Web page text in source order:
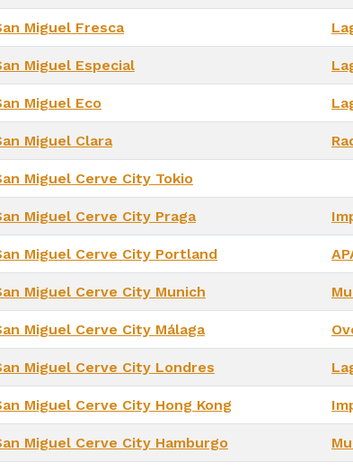
Miguel Fresca
Miguel Especial
Miguel Eco
Miguel Clara
Miguel Cerve City Tokio
Miguel Cerve City Praga
Miguel Cerve City Portland
Miguel Cerve City Munich
Miguel Cerve City Málaga
Miguel Cerve City Londres
Miguel Cerve City Hong Kong
Miguel Cerve City Hamburgo